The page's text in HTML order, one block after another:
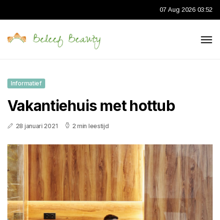
07 Aug 2026 03:52
Informatief
Vakantiehuis met hottub
28 januari 2021 2 min leestijd